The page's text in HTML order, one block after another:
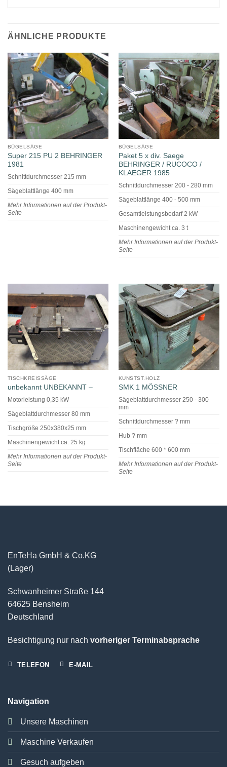
ÄHNLICHE PRODUKTE
BÜGELSÄGE
Super 215 PU 2 BEHRINGER
1981
Schnittdurchmesser 215 mm
Sägeblattlänge 400 mm
Mehr Informationen auf der Produkt-
Seite
BÜGELSÄGE
Paket 5 x div. Saege
BEHRINGER / RUCOCO /
KLAEGER 1985
Schnittdurchmesser 200 - 280 mm
Sägeblattlänge 400 - 500 mm
Gesamtleistungsbedarf 2 kW
Maschinengewicht ca. 3 t
Mehr Informationen auf der Produkt-
Seite
TISCHKREISSÄGE
unbekannt UNBEKANNT –
Motorleistung 0,35 kW
Sägeblattdurchmesser 80 mm
Tischgröße 250x380x25 mm
Maschinengewicht ca. 25 kg
Mehr Informationen auf der Produkt-
Seite
KUNSTST.HOLZ
SMK 1 MÖSSNER
Sägeblattdurchmesser 250 - 300
mm
Schnittdurchmesser ? mm
Hub ? mm
Tischfläche 600 * 600 mm
Mehr Informationen auf der Produkt-
Seite
EnTeHa GmbH & Co.KG
(Lager)
Schwanheimer Straße 144
64625 Bensheim
Deutschland
Besichtigung nur nach vorheriger Terminabsprache
TELEFON E-MAIL
Navigation
Unsere Maschinen
Maschine Verkaufen
Gesuch aufgeben